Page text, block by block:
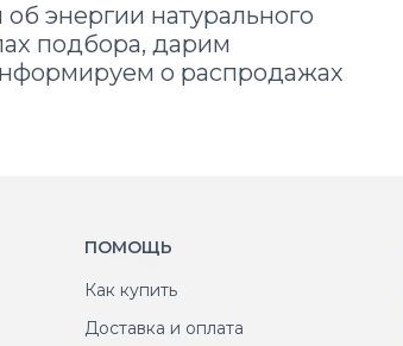
энергии натурального
подбора, дарим
о распродажах
ПОМОЩЬ
Как купить
Доставка и оплата